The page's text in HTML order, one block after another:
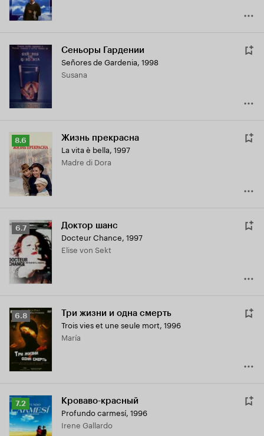
Сеньоры Гардении
Señores de Gardenia, 1998
Susana
Рейтинг
Кинопоиска
8.6
8.6 Жизнь прекрасна
La vita è bella, 1997
Madre di Dora
Рейтинг
Кинопоиска
6.7
6.7 Доктор шанс
Docteur Chance, 1997
Elise von Sekt
Рейтинг
Кинопоиска
6.8
6.8 Три жизни и одна смерть
Trois vies et une seule mort, 1996
María
Рейтинг
Кинопоиска
7.2
7.2 Кроваво-красный
Profundo carmesí, 1996
Irene Gallardo